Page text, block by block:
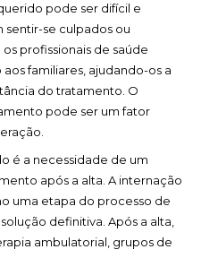
pode ser difícil e
sentir-se culpados ou
profissionais de saúde
familiares, ajudando-os a
do tratamento. O
pode ser um fator
é a necessidade de um
após a alta. A internação
uma etapa do processo de
definitiva. Após a alta,
ambulatorial, grupos de